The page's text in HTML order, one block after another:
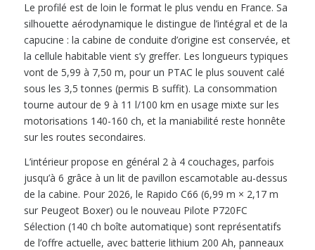
Le profilé est de loin le format le plus vendu en France. Sa
silhouette aérodynamique le distingue de l’intégral et de la
capucine : la cabine de conduite d’origine est conservée, et
la cellule habitable vient s’y greffer. Les longueurs typiques
vont de 5,99 à 7,50 m, pour un PTAC le plus souvent calé
sous les 3,5 tonnes (permis B suffit). La consommation
tourne autour de 9 à 11 l/100 km en usage mixte sur les
motorisations 140-160 ch, et la maniabilité reste honnête
sur les routes secondaires.
L’intérieur propose en général 2 à 4 couchages, parfois
jusqu’à 6 grâce à un lit de pavillon escamotable au-dessus
de la cabine. Pour 2026, le Rapido C66 (6,99 m × 2,17 m
sur Peugeot Boxer) ou le nouveau Pilote P720FC
Sélection (140 ch boîte automatique) sont représentatifs
de l’offre actuelle, avec batterie lithium 200 Ah, panneaux